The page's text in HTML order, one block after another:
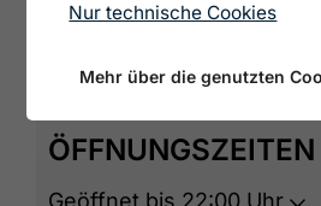
ÖFFNUNGSZEITEN
Geöffnet bis 22:00 Uhr
Nur technische Cookies
Mehr über die genutzten